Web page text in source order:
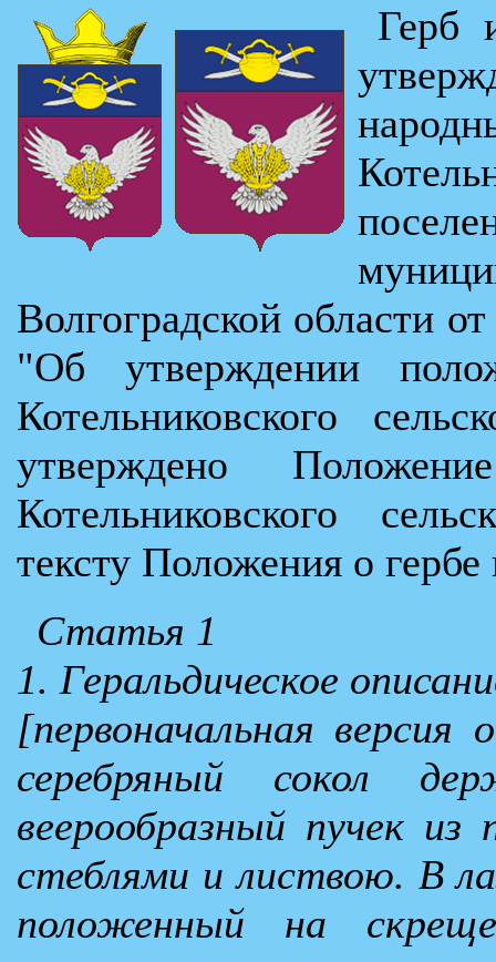
Герб
Волгоградской области
"Об утверждении
Котельниковского
утверждено
Котельниковского
тексту Положения о гербе
Статья 1
1. Геральдическое
[первоначальная
серебряный сокол
веерообразный пучек
стеблями и листвою. В
положенный на